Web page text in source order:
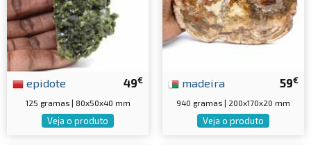
49€
epidote
125 gramas | 80x50x40 mm
Veja o produto
59€
madeira
940 gramas | 200x170x20 mm
Veja o produto